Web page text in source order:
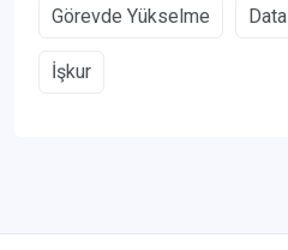
Görevde Yükselme Data
İşkur